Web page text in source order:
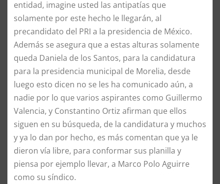
entidad, imagine usted las antipatías que
solamente por este hecho le llegarán, al
precandidato del PRI a la presidencia de México.
​Además se asegura que a estas alturas solamente
queda Daniela de los Santos, para la candidatura
para la presidencia municipal de Morelia, desde
luego esto dicen no se les ha comunicado aún, a
nadie por lo que varios aspirantes como Guillermo
Valencia, y Constantino Ortiz afirman que ellos
siguen en su búsqueda, de la candidatura y muchos
y ya lo dan por hecho, es más comentan que ya le
dieron vía libre, para conformar sus planilla y
piensa por ejemplo llevar, a Marco Polo Aguirre
como su síndico.